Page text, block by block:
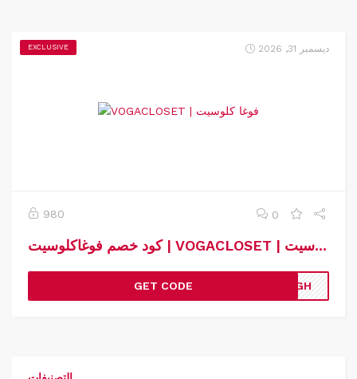
EXCLUSIVE ديسمبر 31, 2026
980 0
كود خصم فوغاكلوسيت | VOGACLOSET | كوبون خصم فوغاكلوسيت
GET CODE JGH